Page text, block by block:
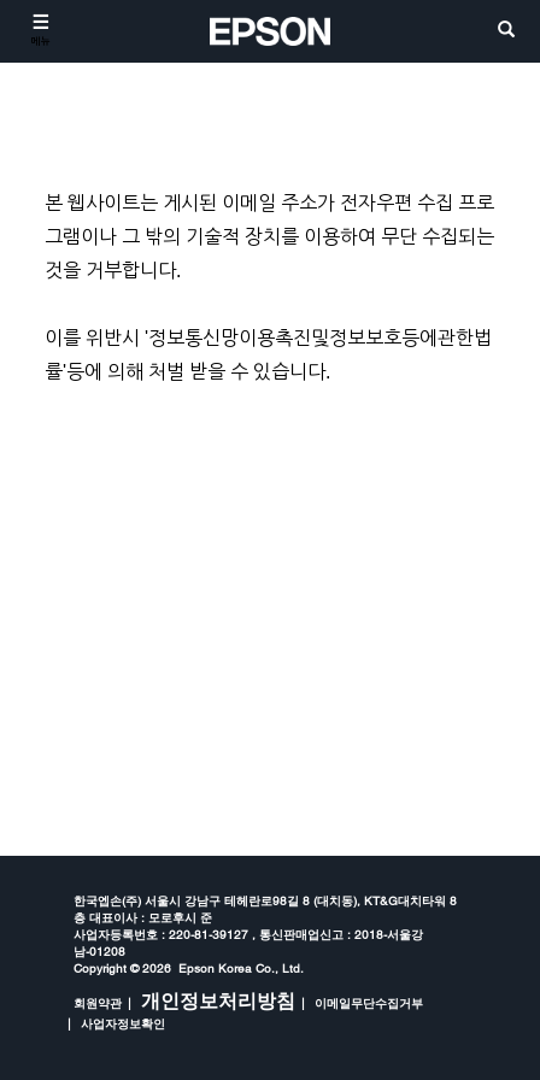
메뉴
본 웹사이트는 게시된 이메일 주소가 전자우편 수집 프로
그램이나 그 밖의 기술적 장치를 이용하여 무단 수집되는
것을 거부합니다.
이를 위반시 '정보통신망이용촉진및정보보호등에관한법
률'등에 의해 처벌 받을 수 있습니다.
한국엡손(주) 서울시 강남구 테헤란로98길 8 (대치동), KT&G대치타워 8
층 대표이사 : 모로후시 준
사업자등록번호 : 220-81-39127 , 통신판매업신고 : 2018-서울강
남-01208
Copyright ©2026 Epson Korea Co., Ltd.
회원약관 개인정보처리방침
이메일무단수집거부
사업자정보확인